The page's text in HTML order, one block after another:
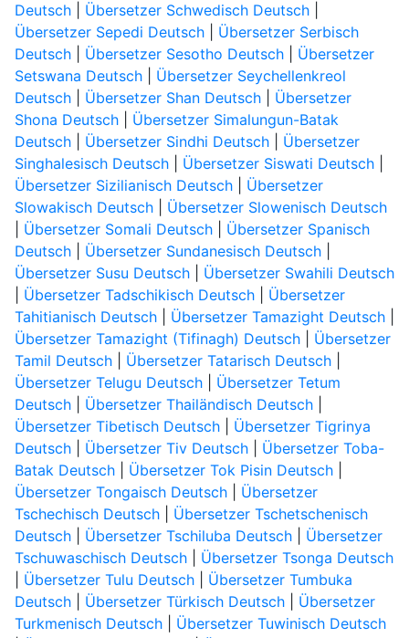
Deutsch| Übersetzer Schwedisch Deutsch|
Übersetzer Sepedi Deutsch| Übersetzer Serbisch
Deutsch| Übersetzer Sesotho Deutsch| Übersetzer
Setswana Deutsch| Übersetzer Seychellenkreol
Deutsch| Übersetzer Shan Deutsch| Übersetzer
Shona Deutsch| Übersetzer Simalungun-Batak
Deutsch| Übersetzer Sindhi Deutsch| Übersetzer
Singhalesisch Deutsch| Übersetzer Siswati Deutsch|
Übersetzer Sizilianisch Deutsch| Übersetzer
Slowakisch Deutsch| Übersetzer Slowenisch Deutsch
Übersetzer Somali Deutsch| Übersetzer Spanisch
Deutsch| Übersetzer Sundanesisch Deutsch|
Übersetzer Susu Deutsch| Übersetzer Swahili Deutsch
Übersetzer Tadschikisch Deutsch| Übersetzer
Tahitianisch Deutsch| Übersetzer Tamazight Deutsch|
Übersetzer Tamazight (Tifinagh) Deutsch| Übersetzer
Tamil Deutsch| Übersetzer Tatarisch Deutsch|
Übersetzer Telugu Deutsch| Übersetzer Tetum
Deutsch| Übersetzer Thailändisch Deutsch|
Übersetzer Tibetisch Deutsch| Übersetzer Tigrinya
Deutsch| Übersetzer Tiv Deutsch| Übersetzer Toba-
Batak Deutsch| Übersetzer Tok Pisin Deutsch|
Übersetzer Tongaisch Deutsch| Übersetzer
Tschechisch Deutsch| Übersetzer Tschetschenisch
Deutsch| Übersetzer Tschiluba Deutsch| Übersetzer
Tschuwaschisch Deutsch| Übersetzer Tsonga Deutsch
Übersetzer Tulu Deutsch| Übersetzer Tumbuka
Deutsch| Übersetzer Türkisch Deutsch| Übersetzer
Turkmenisch Deutsch| Übersetzer Tuwinisch Deutsch